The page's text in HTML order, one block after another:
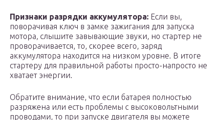
Признаки разрядки аккумулятора: Если вы,
поворачивая ключ в замке зажигания для запуска
мотора, слышите завывающие звуки, но стартер не
проворачивается, то, скорее всего, заряд
аккумулятора находится на низком уровне. В итоге
стартеру для правильной работы просто-напросто не
хватает энергии.
Обратите внимание, что если батарея полностью
разряжена или есть проблемы с высоковольтными
проводами, то при запуске двигателя вы можете